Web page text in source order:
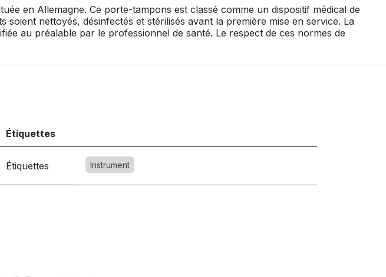
en Allemagne. Ce porte-tampons est classé comme un dispositif médical de
nettoyés, désinfectés et stérilisés avant la première mise en service. La
au préalable par le professionnel de santé. Le respect de ces normes de
Étiquettes
Étiquettes Instrument